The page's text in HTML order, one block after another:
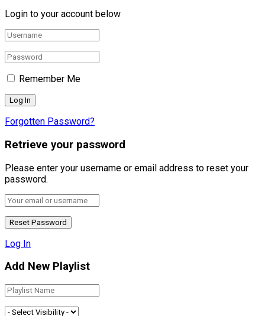
Login to your account below
Remember Me
Forgotten Password?
Retrieve your password
Please enter your username or email address to reset your
password.
Log In
Add New Playlist